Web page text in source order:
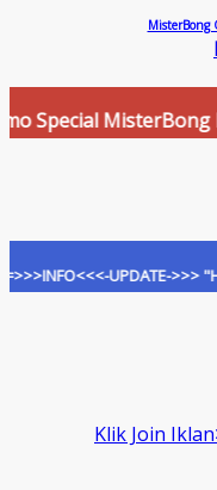
MisterBong
MisterBong
UPDATE->>>
Klik Join